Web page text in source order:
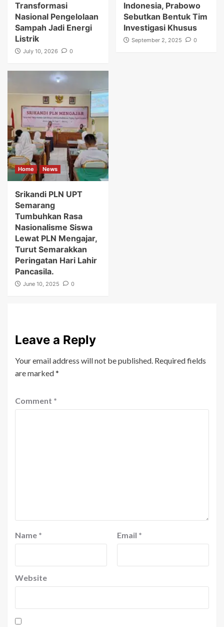
Transformasi
Nasional Pengelolaan
Sampah Jadi Energi
Listrik
July 10, 2026 0
Indonesia, Prabowo
Sebutkan Bentuk Tim
Investigasi Khusus
September 2, 2025 0
Home News
Srikandi PLN UPT
Semarang
Tumbuhkan Rasa
Nasionalisme Siswa
Lewat PLN Mengajar,
Turut Semarakkan
Peringatan Hari Lahir
Pancasila.
June 10, 2025 0
Leave a Reply
Your email address will not be published. Required fields
are marked*
Comment *
Name * Email *
Website